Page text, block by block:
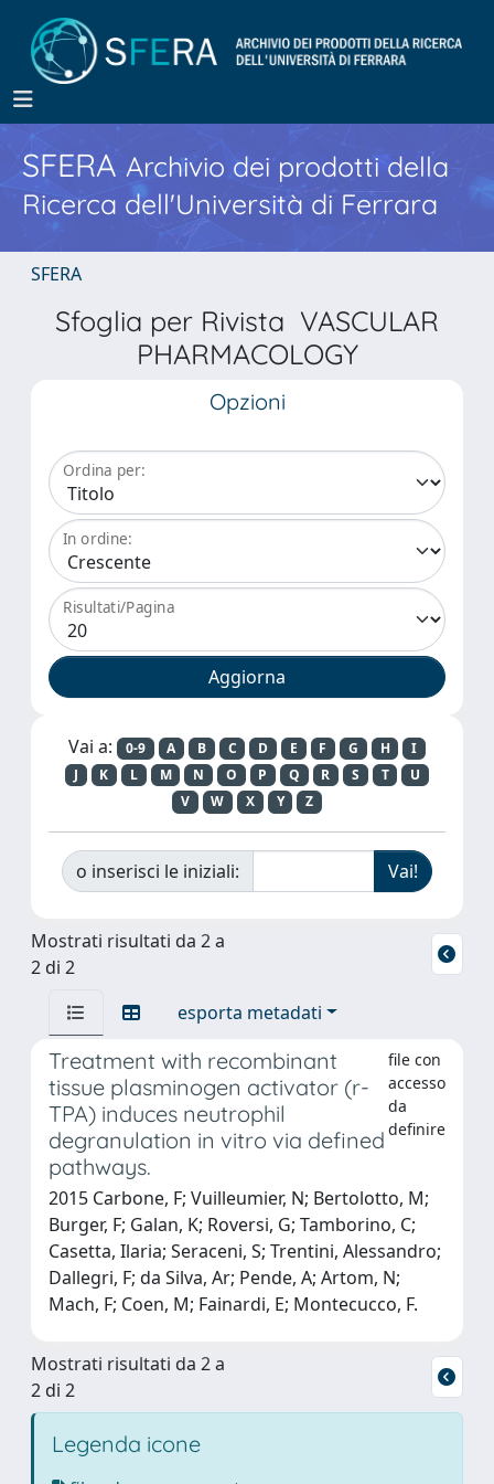
SFERA Archivio dei prodotti della
Ricerca dell'Università di Ferrara
SFERA
Sfoglia per Rivista VASCULAR
PHARMACOLOGY
Opzioni
Ordina per:
In ordine:
Risultati/Pagina
Vai a: 0-9 A B C D E F G H
I
J
K L M N O P Q R S T
U
V
W X Y Z
o inserisci le iniziali:
Mostrati risultati da 2 a
2 di 2
esporta metadati
Treatment with recombinant
tissue plasminogen activator (r-
TPA) induces neutrophil
degranulation in vitro via defined
pathways.
file con
accesso
da
definire
2015 Carbone, F; Vuilleumier, N; Bertolotto, M;
Burger, F; Galan, K; Roversi, G; Tamborino, C;
Casetta, Ilaria; Seraceni, S; Trentini, Alessandro;
Dallegri, F; da Silva, Ar; Pende, A; Artom, N;
Mach, F; Coen, M; Fainardi, E; Montecucco, F.
Mostrati risultati da 2 a
2 di 2
Legenda icone